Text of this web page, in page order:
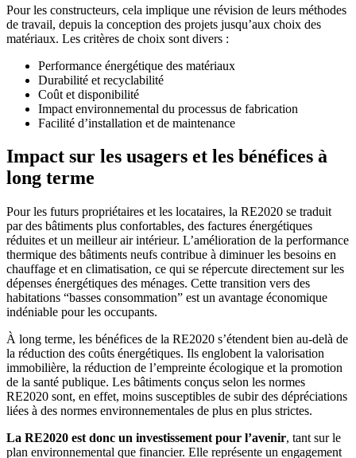
Pour les constructeurs, cela implique une révision de leurs méthodes
de travail, depuis la conception des projets jusqu’aux choix des
matériaux. Les critères de choix sont divers :
Performance énergétique des matériaux
Durabilité et recyclabilité
Coût et disponibilité
Impact environnemental du processus de fabrication
Facilité d’installation et de maintenance
Impact sur les usagers et les bénéfices à
long terme
Pour les futurs propriétaires et les locataires, la RE2020 se traduit
par des bâtiments plus confortables, des factures énergétiques
réduites et un meilleur air intérieur. L’amélioration de la performance
thermique des bâtiments neufs contribue à diminuer les besoins en
chauffage et en climatisation, ce qui se répercute directement sur les
dépenses énergétiques des ménages. Cette transition vers des
habitations “basses consommation” est un avantage économique
indéniable pour les occupants.
À long terme, les bénéfices de la RE2020 s’étendent bien au-delà de
la réduction des coûts énergétiques. Ils englobent la valorisation
immobilière, la réduction de l’empreinte écologique et la promotion
de la santé publique. Les bâtiments conçus selon les normes
RE2020 sont, en effet, moins susceptibles de subir des dépréciations
liées à des normes environnementales de plus en plus strictes.
La RE2020 est donc un investissement pour l’avenir, tant sur le
plan environnemental que financier. Elle représente un engagement